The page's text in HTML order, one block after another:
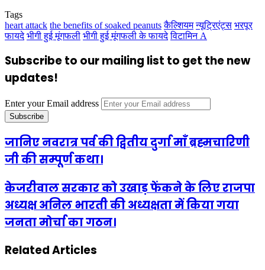
Tags
heart attack the benefits of soaked peanuts कैल्शियम न्यूट्रिएंट्स भरपूर
फायदे भीगी हुई मूंगफली भीगी हुई मूंगफली के फायदे विटामिन A
Subscribe to our mailing list to get the new
updates!
Enter your Email address
जानिए नवरात्र पर्व की द्वितीय दुर्गा माँ ब्रह्मचारिणी
जी की सम्पूर्ण कथा।
केजरीवाल सरकार को उखाड़ फेंकने के लिए राजपा
अध्यक्ष अनिल भारती की अध्यक्षता में किया गया
जनता मोर्चा का गठन।
Related Articles